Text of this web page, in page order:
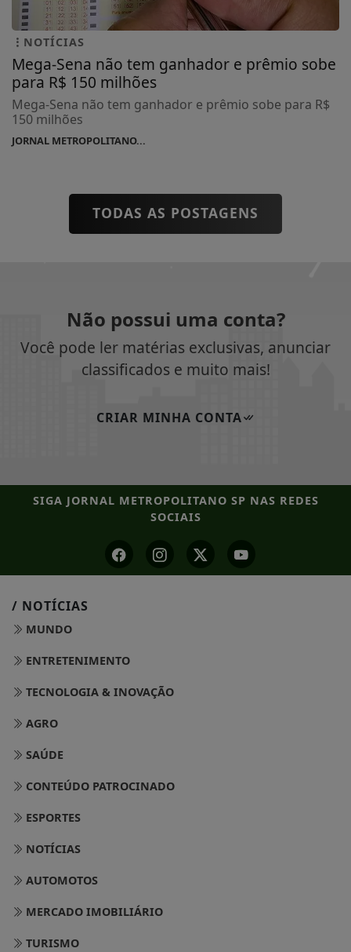
NOTÍCIAS
Mega-Sena não tem ganhador e prêmio sobe
para R$ 150 milhões
Mega-Sena não tem ganhador e prêmio sobe para R$
150 milhões
JORNAL METROPOLITANO...
TODAS AS POSTAGENS
Não possui uma conta?
Você pode ler matérias exclusivas, anunciar
classificados e muito mais!
CRIAR MINHA CONTA
SIGA JORNAL METROPOLITANO SP NAS REDES
SOCIAIS
/ NOTÍCIAS
MUNDO
ENTRETENIMENTO
TECNOLOGIA & INOVAÇÃO
AGRO
SAÚDE
CONTEÚDO PATROCINADO
ESPORTES
NOTÍCIAS
AUTOMOTOS
MERCADO IMOBILIÁRIO
TURISMO